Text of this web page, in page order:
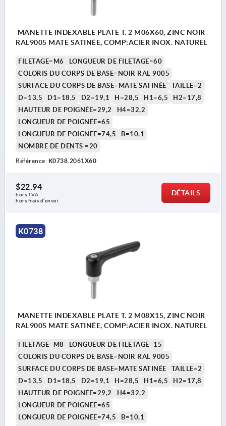
MANETTE INDEXABLE PLATE T. 2 M06X60, ZINC NOIR
RAL9005 MATE SATINÉE, COMP:ACIER INOX. NATUREL
FILETAGE=M6
LONGUEUR DE FILETAGE=60
COLORIS DU CORPS DE BASE=NOIR RAL 9005
SURFACE DU CORPS DE BASE=MATE SATINÉE
TAILLE=2
D=13,5
D1=18,5 D2=19,1 H=28,5 H1=6,5
H2=17,8
HAUTEUR DE POIGNÉE=29,2
H4=32,2
LONGUEUR DE POIGNÉE=65
LONGUEUR DE POIGNÉE=74,5
B=10,1
NOMBRE DE DENTS =20
Référence: K0738.2061X60
$22.94
hors TVA
hors frais d’envoi
DÉTAILS
K0738
MANETTE INDEXABLE PLATE T. 2 M08X15, ZINC NOIR
RAL9005 MATE SATINÉE, COMP:ACIER INOX. NATUREL
FILETAGE=M8
LONGUEUR DE FILETAGE=15
COLORIS DU CORPS DE BASE=NOIR RAL 9005
SURFACE DU CORPS DE BASE=MATE SATINÉE
TAILLE=2
D=13,5
D1=18,5 D2=19,1 H=28,5 H1=6,5
H2=17,8
HAUTEUR DE POIGNÉE=29,2
H4=32,2
LONGUEUR DE POIGNÉE=65
LONGUEUR DE POIGNÉE=74,5
B=10,1